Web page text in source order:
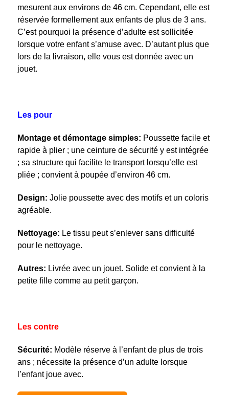
mesurent aux environs de 46 cm. Cependant, elle est
réservée formellement aux enfants de plus de 3 ans.
C’est pourquoi la présence d’adulte est sollicitée
lorsque votre enfant s’amuse avec. D’autant plus que
lors de la livraison, elle vous est donnée avec un
jouet.
Les pour
Montage et démontage simples: Poussette facile et
rapide à plier ; une ceinture de sécurité y est intégrée
; sa structure qui facilite le transport lorsqu’elle est
pliée ; convient à poupée d’environ 46 cm.
Design: Jolie poussette avec des motifs et un coloris
agréable.
Nettoyage: Le tissu peut s’enlever sans difficulté
pour le nettoyage.
Autres: Livrée avec un jouet. Solide et convient à la
petite fille comme au petit garçon.
Les contre
Sécurité: Modèle réserve à l’enfant de plus de trois
ans ; nécessite la présence d’un adulte lorsque
l’enfant joue avec.